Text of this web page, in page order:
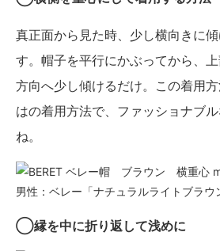
真正面から見た時、少し横向きに
す。帽子を平行にかぶってから、
方向へ少し傾けるだけ。この着用
はの着用方法で、ファッショナブ
ね。
男性：ベレー「ナチュラルライトブラウ
◯縁を中に折り返して浅めに